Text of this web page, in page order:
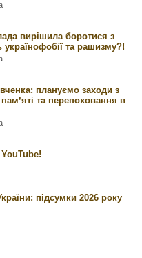
вирішила боротися з
українофобії та рашизму?!
плануємо заходи з
та перепоховання в
підсумки 2026 року